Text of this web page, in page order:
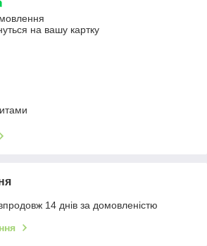
на вашу картку
14 днів за домовленістю